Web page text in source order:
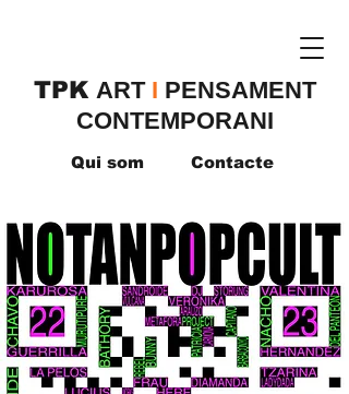
TPK ​ART I PENSAMENT
CONTEMPORANI
Qui som Contacte